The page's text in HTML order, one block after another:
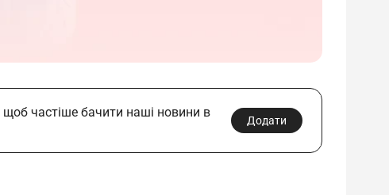
щоб частіше бачити наші новини в
Додати